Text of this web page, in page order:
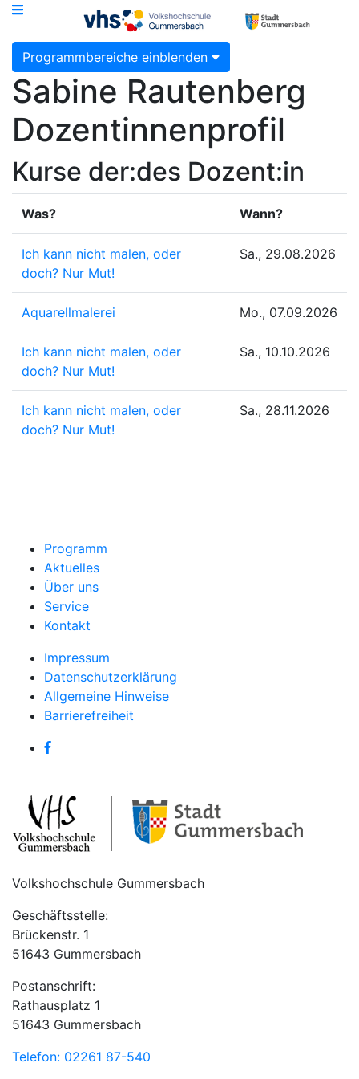
Programmbereiche einblenden
Sabine Rautenberg
Dozentinnenprofil
Kurse der:des Dozent:in
Was? Wann?
Ich kann nicht malen, oder
doch? Nur Mut!
Sa., 29.08.2026
Aquarellmalerei Mo., 07.09.2026
Ich kann nicht malen, oder
doch? Nur Mut!
Sa., 10.10.2026
Ich kann nicht malen, oder
doch? Nur Mut!
Sa., 28.11.2026
Programm
Aktuelles
Über uns
Service
Kontakt
Impressum
Datenschutzerklärung
Allgemeine Hinweise
Barrierefreiheit
Volkshochschule Gummersbach
Geschäftsstelle:
Brückenstr. 1
51643 Gummersbach
Postanschrift:
Rathausplatz 1
51643 Gummersbach
Telefon: 02261 87-540